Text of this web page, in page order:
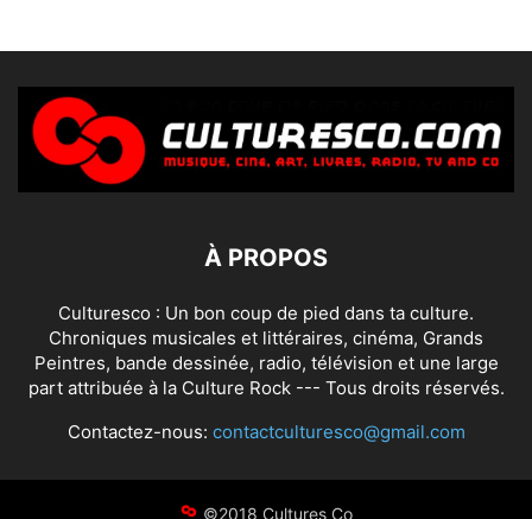
À PROPOS
Culturesco : Un bon coup de pied dans ta culture.
Chroniques musicales et littéraires, cinéma, Grands
Peintres, bande dessinée, radio, télévision et une large
part attribuée à la Culture Rock --- Tous droits réservés.
Contactez-nous: contactculturesco@gmail.com
©2018 Cultures Co